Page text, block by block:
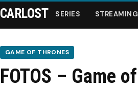
Series
CARLOST SERIES STREAMING
GAME OF THRONES
FOTOS – Game of